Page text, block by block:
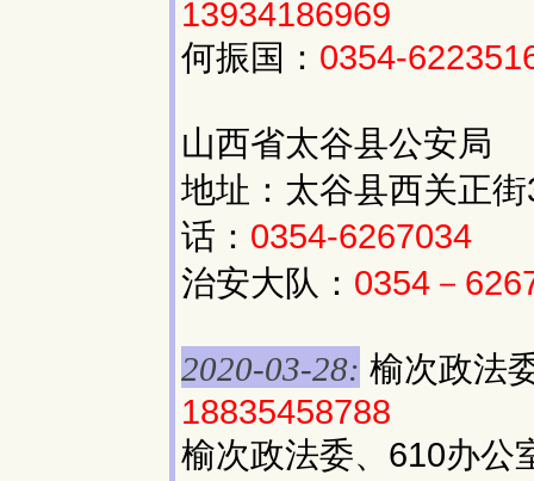
13934186969
何振国： 0354-
山西省太谷县公安局
地址：太谷县西关正
话： 0354-6267034
治安大队： 0354－
2020-03-28: 榆次政法
18835458788
榆次政法委、610办公